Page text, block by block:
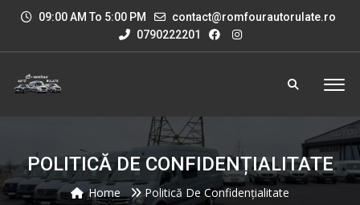
09:00 AM To 5:00 PM
contact@romfourautorulate.ro
0790222201
POLITICĂ DE CONFIDENȚIALITATE
Home Politică De Confidențialitate